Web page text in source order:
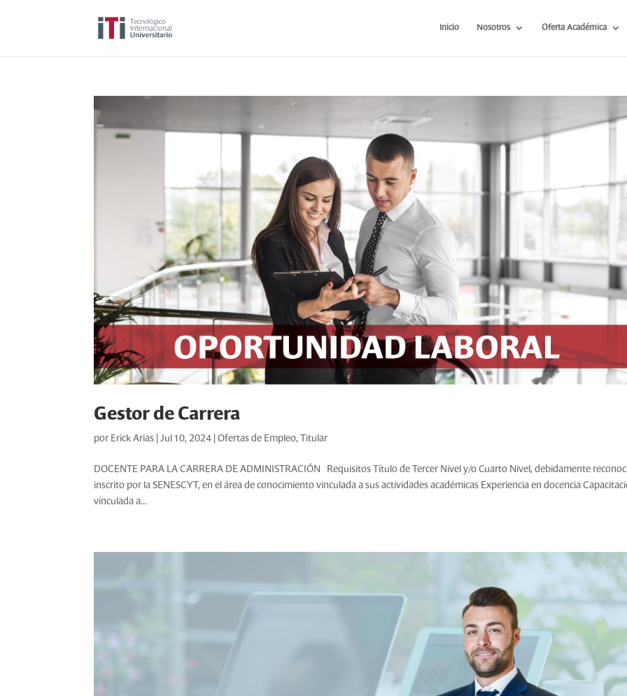
Inicio Nosotros Oferta Académica
Gestor de Carrera
por Erick Arias Jul 10, 2024 |Ofertas de Empleo,Titular
DOCENTE PARA LA CARRERA DE ADMINISTRACIÓN Requisitos Título de Tercer Nivel y/o Cuarto Nivel, debidamente
inscrito por la SENESCYT, en el área de conocimiento vinculada a sus actividades académicas Experiencia en docencia
vinculada a...